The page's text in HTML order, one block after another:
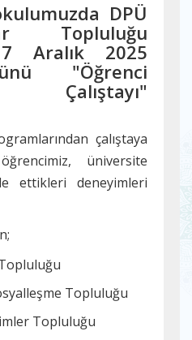
DPÜ
Topluluğu
Aralık 2025
"Öğrenci
Çalıştayı"
çalıştaya
üniversite
ettikleri deneyimleri
Topluluğu
Topluluğu